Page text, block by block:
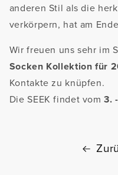
anderen Stil als die
verkörpern, hat am
Wir freuen uns sehr im
Socken Kollektion für
Kontakte zu knüpfen.
Die SEEK findet vom3.